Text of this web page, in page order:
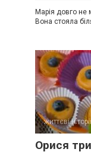
Марія довго не
Вона стояла
життєві історії
Орися